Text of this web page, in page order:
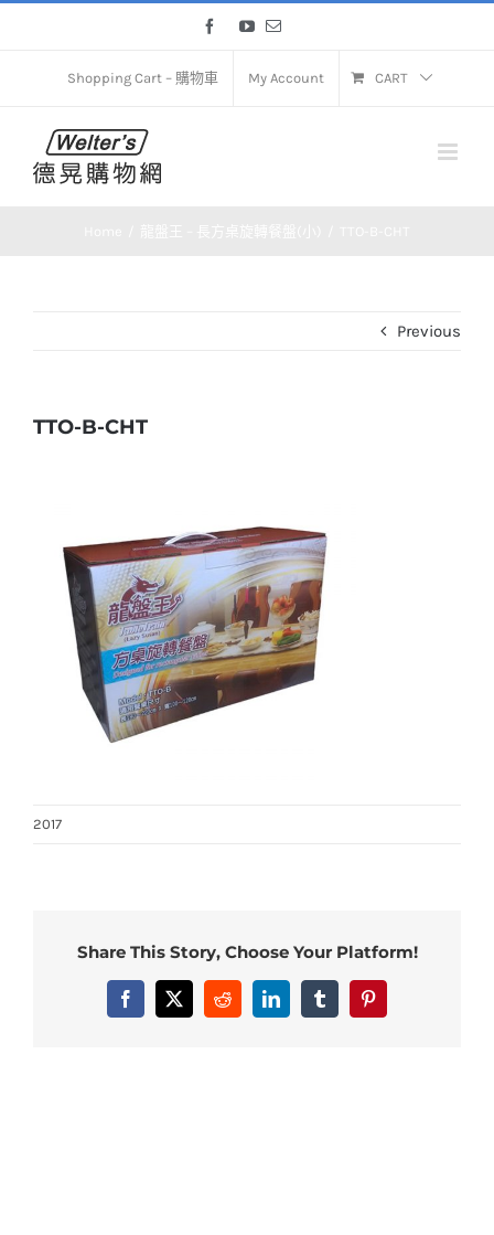
FacebookYouTube
Email
Shopping Cart – 購物車 My Account CART
Previous
TTO-B-CHT
2017
Share This Story, Choose Your Platform!
Facebook
X RedditLinkedInTumblrPinterest